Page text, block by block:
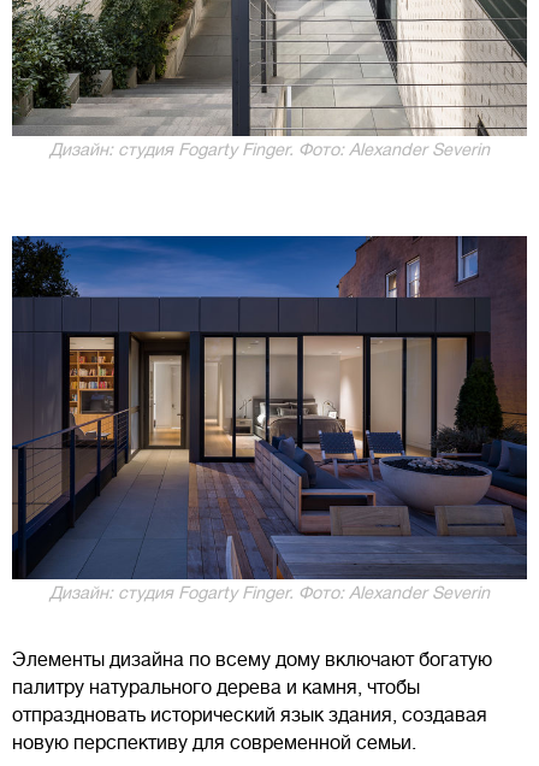
Дизайн: студия Fogarty Finger. Фото: Alexander Severin
Дизайн: студия Fogarty Finger. Фото: Alexander Severin
Элементы дизайна по всему дому включают богатую
палитру натурального дерева и камня, чтобы
отпраздновать исторический язык здания, создавая
новую перспективу для современной семьи.